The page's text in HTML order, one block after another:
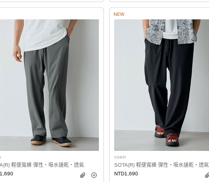
輕便寬褲 彈性・吸水速乾・透氣
coen
SOTA(R) 輕便寬褲 彈性・吸水速乾・透氣
NTD1,690